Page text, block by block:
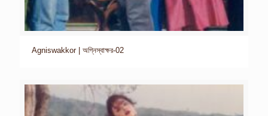
Agniswakkor | অগ্নিস্বাক্ষর-02